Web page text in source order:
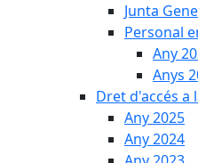
Junta
Personal
Any
Anys
Dret d'accés a
Any 2025
Any 2024